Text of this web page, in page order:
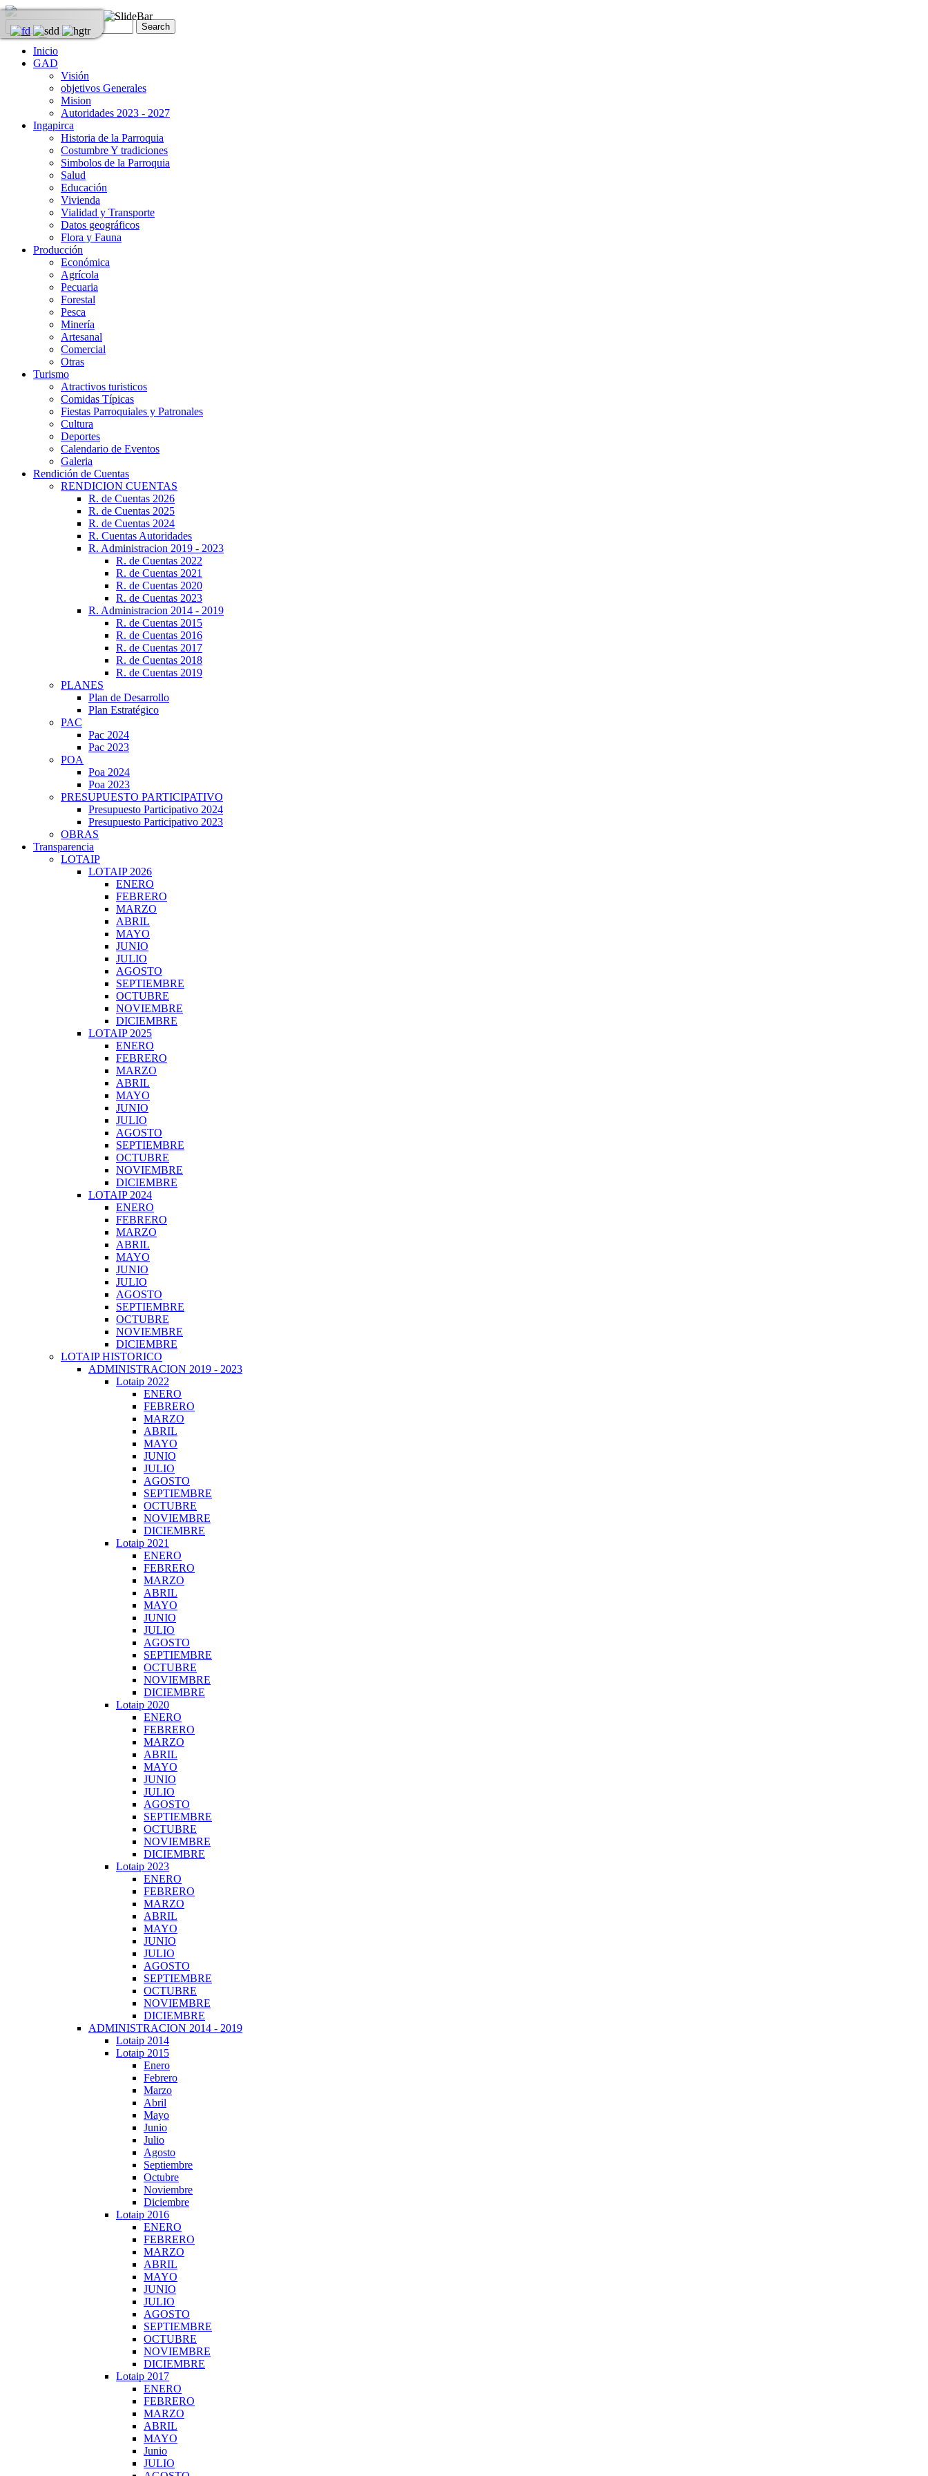
Inicio
GAD
Visión
objetivos Generales
Mision
Autoridades 2023 - 2027
Ingapirca
Historia de la Parroquia
Costumbre Y tradiciones
Simbolos de la Parroquia
Salud
Educación
Vivienda
Vialidad y Transporte
Datos geográficos
Flora y Fauna
Producción
Económica
Agrícola
Pecuaria
Forestal
Pesca
Minería
Artesanal
Comercial
Otras
Turismo
Atractivos turisticos
Comidas Típicas
Fiestas Parroquiales y Patronales
Cultura
Deportes
Calendario de Eventos
Galeria
Rendición de Cuentas
RENDICION CUENTAS
R. de Cuentas 2026
R. de Cuentas 2025
R. de Cuentas 2024
R. Cuentas Autoridades
R. Administracion 2019 - 2023
R. de Cuentas 2022
R. de Cuentas 2021
R. de Cuentas 2020
R. de Cuentas 2023
R. Administracion 2014 - 2019
R. de Cuentas 2015
R. de Cuentas 2016
R. de Cuentas 2017
R. de Cuentas 2018
R. de Cuentas 2019
PLANES
Plan de Desarrollo
Plan Estratégico
PAC
Pac 2024
Pac 2023
POA
Poa 2024
Poa 2023
PRESUPUESTO PARTICIPATIVO
Presupuesto Participativo 2024
Presupuesto Participativo 2023
OBRAS
Transparencia
LOTAIP
LOTAIP 2026
ENERO
FEBRERO
MARZO
ABRIL
MAYO
JUNIO
JULIO
AGOSTO
SEPTIEMBRE
OCTUBRE
NOVIEMBRE
DICIEMBRE
LOTAIP 2025
ENERO
FEBRERO
MARZO
ABRIL
MAYO
JUNIO
JULIO
AGOSTO
SEPTIEMBRE
OCTUBRE
NOVIEMBRE
DICIEMBRE
LOTAIP 2024
ENERO
FEBRERO
MARZO
ABRIL
MAYO
JUNIO
JULIO
AGOSTO
SEPTIEMBRE
OCTUBRE
NOVIEMBRE
DICIEMBRE
LOTAIP HISTORICO
ADMINISTRACION 2019 - 2023
Lotaip 2022
ENERO
FEBRERO
MARZO
ABRIL
MAYO
JUNIO
JULIO
AGOSTO
SEPTIEMBRE
OCTUBRE
NOVIEMBRE
DICIEMBRE
Lotaip 2021
ENERO
FEBRERO
MARZO
ABRIL
MAYO
JUNIO
JULIO
AGOSTO
SEPTIEMBRE
OCTUBRE
NOVIEMBRE
DICIEMBRE
Lotaip 2020
ENERO
FEBRERO
MARZO
ABRIL
MAYO
JUNIO
JULIO
AGOSTO
SEPTIEMBRE
OCTUBRE
NOVIEMBRE
DICIEMBRE
Lotaip 2023
ENERO
FEBRERO
MARZO
ABRIL
MAYO
JUNIO
JULIO
AGOSTO
SEPTIEMBRE
OCTUBRE
NOVIEMBRE
DICIEMBRE
ADMINISTRACION 2014 - 2019
Lotaip 2014
Lotaip 2015
Enero
Febrero
Marzo
Abril
Mayo
Junio
Julio
Agosto
Septiembre
Octubre
Noviembre
Diciembre
Lotaip 2016
ENERO
FEBRERO
MARZO
ABRIL
MAYO
JUNIO
JULIO
AGOSTO
SEPTIEMBRE
OCTUBRE
NOVIEMBRE
DICIEMBRE
Lotaip 2017
ENERO
FEBRERO
MARZO
ABRIL
MAYO
Junio
JULIO